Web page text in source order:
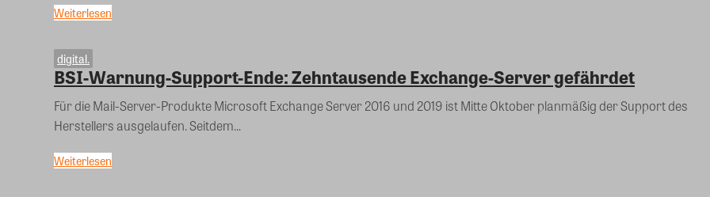
Weiterlesen
digital.
BSI-Warnung-Support-Ende: Zehntausende Exchange-Server gefährdet
Für die Mail-Server-Produkte Microsoft Exchange Server 2016 und 2019 ist Mitte Oktober planmäßig der Support des
Herstellers ausgelaufen. Seitdem...
Weiterlesen